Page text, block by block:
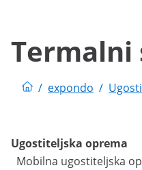
Termalni
/ expondo /
Ugostiteljska oprema
Mobilna ugostiteljska